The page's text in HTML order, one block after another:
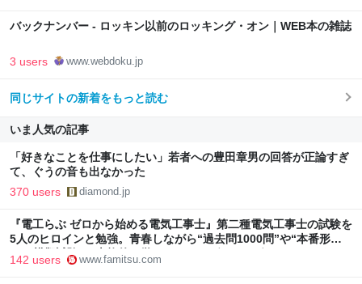
バックナンバー - ロッキン以前のロッキング・オン｜WEB本の雑誌
3 users www.webdoku.jp
同じサイトの新着をもっと読む
いま人気の記事
「好きなことを仕事にしたい」若者への豊田章男の回答が正論すぎ
て、ぐうの音も出なかった
370 users diamond.jp
『電工らぶ ゼロから始める電気工事士』第二種電気工事士の試験を
5人のヒロインと勉強。青春しながら“過去問1000問”や“本番形式
CBT模擬試験”で本格的に学べるノベルゲーム | ゲーム・エンタメ
最新情報のファミ通.com
142 users www.famitsu.com